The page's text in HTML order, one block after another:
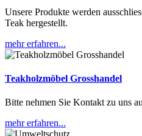
Unsere Produkte werden
Teak hergestellt.
mehr erfahren...
Teakholzmöbel Grosshandel
Bitte nehmen Sie Kontakt zu uns
mehr erfahren...